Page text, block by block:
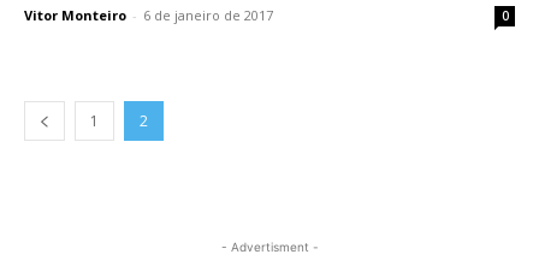
Vitor Monteiro - 6 de janeiro de 2017 0
1 2
- Advertisment -